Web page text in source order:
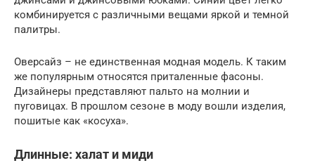
комбинируется с различными вещами яркой и темной
палитры.
Оверсайз – не единственная модная модель. К таким
же популярным относятся приталенные фасоны.
Дизайнеры представляют пальто на молнии и
пуговицах. В прошлом сезоне в моду вошли изделия,
пошитые как «косуха».
Длинные: халат и миди